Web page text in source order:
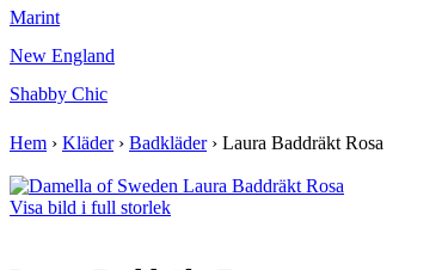
Marint
New England
Shabby Chic
Hem › Kläder› Badkläder› Laura Baddräkt Rosa
Visa bild i full storlek